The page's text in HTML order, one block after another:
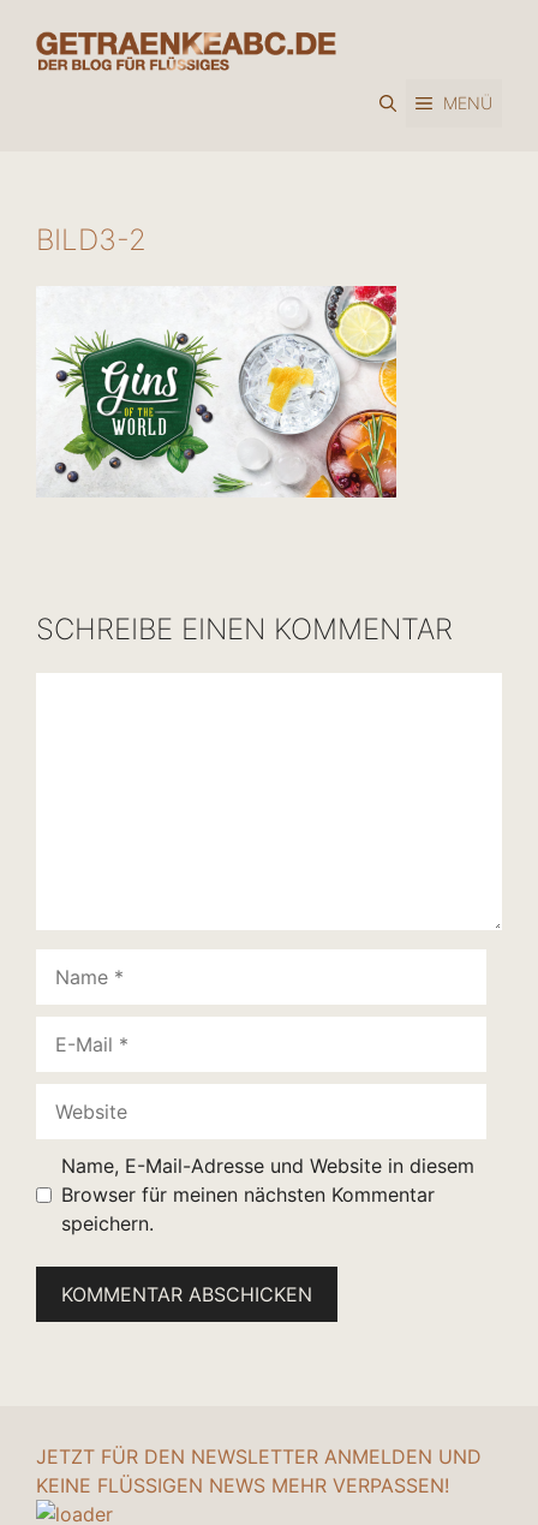
Inhalt
springen
MENÜ
BILD3-2
SCHREIBE EINEN KOMMENTAR
Mail
Name, E-Mail-Adresse und Website in diesem
Browser für meinen nächsten Kommentar
speichern.
JETZT FÜR DEN NEWSLETTER ANMELDEN UND
KEINE FLÜSSIGEN NEWS MEHR VERPASSEN!